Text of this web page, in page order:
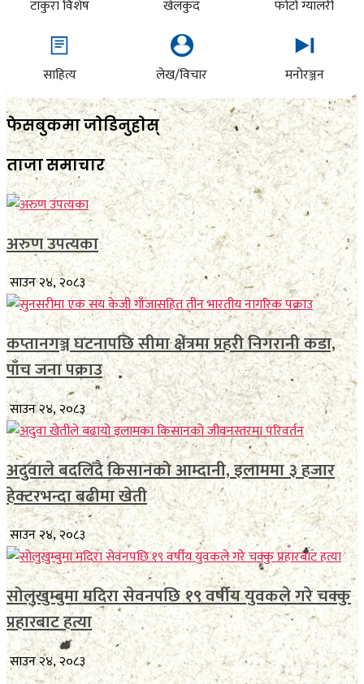
टाकुरा विशेष खेलकुद फोटो ग्यालरी
साहित्य लेख/विचार मनोरञ्जन
फेसबुकमा जाेडिनुहाेस्
ताजा समाचार
अरुण उपत्यका
साउन २४, २०८३
कप्तानगञ्ज घटनापछि सीमा क्षेत्रमा प्रहरी निगरानी कडा,
पाँच जना पक्राउ
साउन २४, २०८३
अदुवाले बदलिँदै किसानको आम्दानी, इलाममा ३ हजार
हेक्टरभन्दा बढीमा खेती
साउन २४, २०८३
सोलुखुम्बुमा मदिरा सेवनपछि १९ वर्षीय युवकले गरे चक्कु
प्रहारबाट हत्या
साउन २४, २०८३